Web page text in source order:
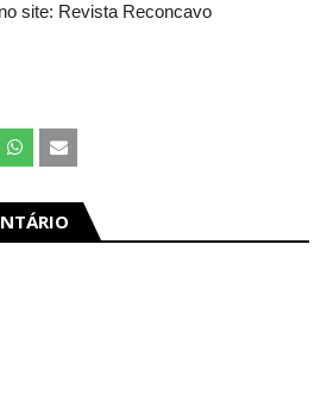
site: Revista Reconcavo